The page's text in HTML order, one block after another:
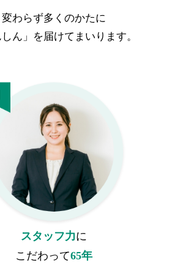
変わらず多くのかたに
しん」を届けてまいります。
スタッフ力に
こだわって65年